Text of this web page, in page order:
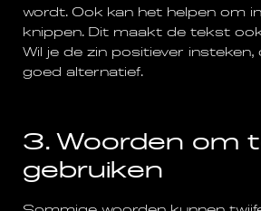
wordt. Ook kan het helpen om
knippen. Dit maakt de tekst
Wil je de zin positiever insteken,
goed alternatief.
3. Woorden om
gebruiken